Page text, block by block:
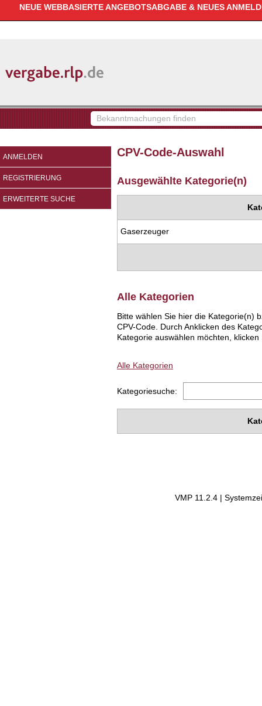
NEUE WEBBASIERTE ANGEBOTSABGABE & NEUES
Bekanntmachungen
finden
ANMELDEN
REGISTRIERUNG
ERWEITERTE SUCHE
CPV-Code-Auswahl
Ausgewählte Kategorie(n)
Gaserzeuger
Alle Kategorien
Bitte wählen Sie hier die Kategorie(n)
CPV-Code. Durch Anklicken des
Kategorie auswählen möchten,
Alle Kategorien
Kategoriesuche:
VMP 11.2.4 |